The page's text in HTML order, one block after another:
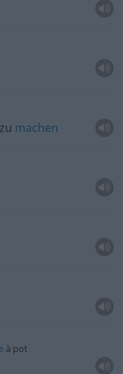
machen
à pot